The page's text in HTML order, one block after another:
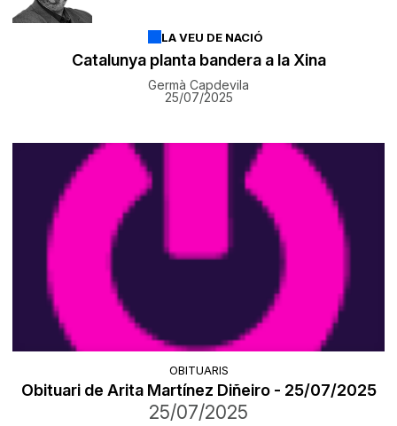
LA VEU DE NACIÓ
Catalunya planta bandera a la Xina
Germà Capdevila
25/07/2025
OBITUARIS
Obituari de Arita Martínez Diñeiro - 25/07/2025
25/07/2025